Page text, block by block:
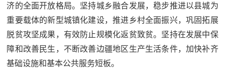
国
防
动
员
人
民
防
济的全面开放格局。坚持城乡融合发展，稳步推进以县城为
重要载体的新型城镇化建设，推进乡村全面振兴，巩固拓展
脱贫攻坚成果，有效防止规模化返贫致贫。坚持在发展中保
障和改善民生，不断改善边疆地区生产生活条件，加快补齐
基础设施和基本公共服务短板。